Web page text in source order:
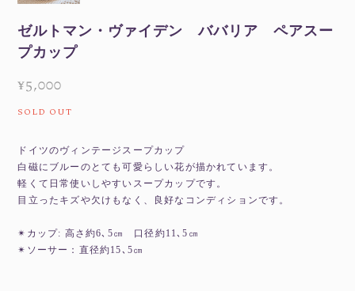
ゼルトマン・ヴァイデン ババリア ペアスー
プカップ
¥5,000
SOLD OUT
ドイツのヴィンテージスープカップ
白磁にブルーのとても可愛らしい花が描かれています。
軽くて日常使いしやすいスープカップです。
目立ったキズや欠けもなく、良好なコンディションです。
✴︎カップ: 高さ約6､5㎝ 口径約11､5㎝
✴︎ソーサー：直径約15､5㎝